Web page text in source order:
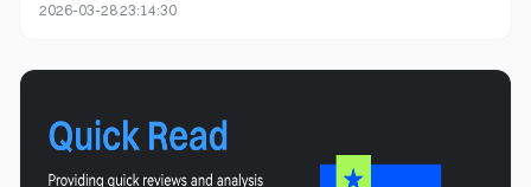
terus melemah dan saat ini berada di sekitar $114.300,
dengan penurunan ke sekitar $16,55, mencerminkan
sentimen pasar negatif. Sementara itu, AVNT (+31,11%), ME
2026-03-28 23:14:30